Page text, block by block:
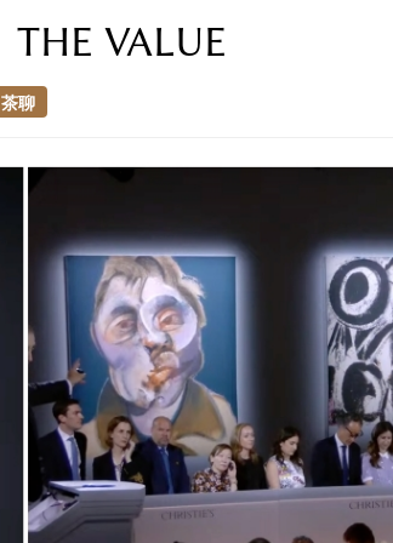
THE VALUE
茶聊